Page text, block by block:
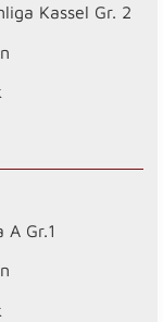
Kassel Gr. 2
A Gr.1